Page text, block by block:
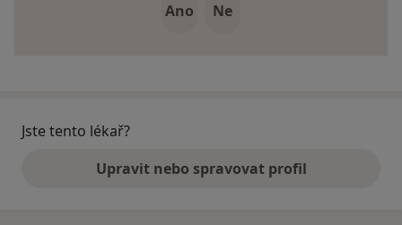
Ano Ne
Jste tento lékař?
Upravit nebo spravovat profil